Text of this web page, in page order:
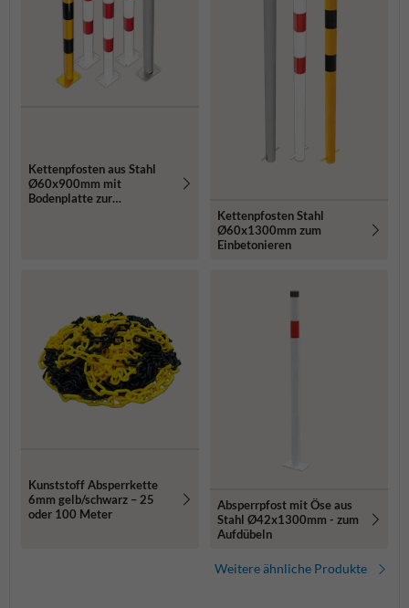
Kettenpfosten aus Stahl
Ø60x900mm mit
Bodenplatte zur
Kettenpfosten Stahl
Ø60x1300mm zum
Einbetonieren
Kunststoff Absperrkette
6mm gelb/schwarz – 25
oder 100 Meter
Absperrpfost mit Öse aus
Stahl Ø42x1300mm - zum
Aufdübeln
Weitere ähnliche Produkte